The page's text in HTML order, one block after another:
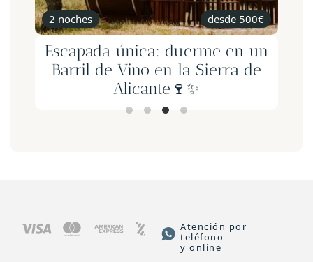
2 noches desde 500€
Escapada única: duerme en un
Barril de Vino en la Sierra de
Alicante🍷✨
Atención por
teléfono
y online